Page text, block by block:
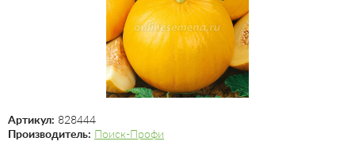
Артикул: 828444
Производитель:
Поиск-Профи